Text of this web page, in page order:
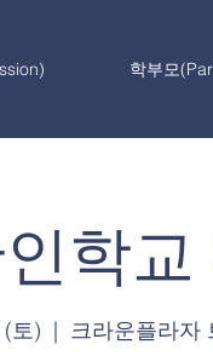
학부모
학
토)
  |
크라운플라자